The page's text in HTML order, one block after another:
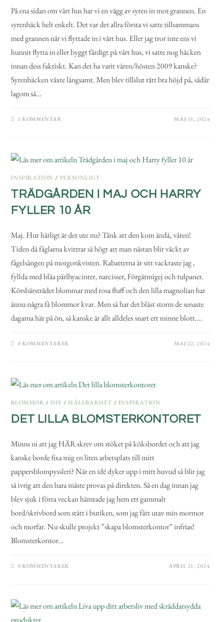
På ena sidan om vårt hus har vi en vägg av syren in mot grannen. En
syrenhäck helt enkelt. Det var det allra första vi satte tillsammans
med grannen när vi flyttade in i vårt hus. Eller jag tror inte ens vi
hunnit flytta in eller byggt färdigt på vårt hus, vi satte nog häcken
innan dess faktiskt. Kan det ha varit våren/hösten 2009 kanske?
Syrenhäcken växte långsamt. Men blev tillslut rätt bra höjd på, sådär
lagom så…
1 KOMMENTAR MAJ 31, 2024
INSPIRATION / PERSONLIGT
TRÄDGÅRDEN I MAJ OCH HARRY
FYLLER 10 ÅR
Maj. Hur härligt är det ute nu? Tänk att den kom ändå, våren!
Tiden då fåglarna kvittrar så högt att man nästan blir väckt av
fågelsången på morgonkvisten. Rabatterna är sitt vackraste jag ,
fyllda med blåa pärlhyacinter, narcisser, Förgätmigej och tulpaner.
Körsbärsträdet blommar med rosa fluff och den lilla magnolian har
ännu några få blommor kvar. Men så har det blåst storm de senaste
dagarna här på ön, så kanske är allt alldeles snart ett minne blott.…
0 KOMMENTARER MAJ 22, 2024
BLOMMOR /DIY / HÅLLBARHET / INSPIRATION
DET LILLA BLOMSTERKONTORET
Minns ni att jag HÄR skrev om stöket på köksbordet och att jag
kanske borde fixa mig en liten arbetsplats till mitt
pappersblompyssleri? När en idé dyker upp i mitt huvud så blir jag
så ivrig att den bara måste provas på direkten. Så en dag innan jag
blev sjuk i förra veckan hämtade jag hem ett gammalt
bord/skrivbord som stått i butiken, som jag fått utav min mormor
och morfar. Nu skulle projekt ”skapa blomsterkontor” infrias!
Blomsterkontor…
0 KOMMENTARER APRIL 21, 2024